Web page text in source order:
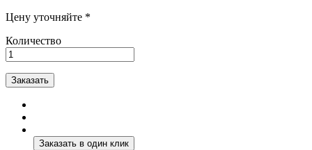
Цену уточняйте *
Количество
Заказать